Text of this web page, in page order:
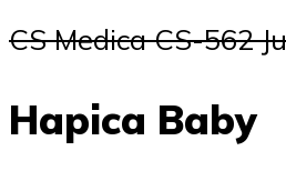
CS Medica CS-562
Hapica Baby